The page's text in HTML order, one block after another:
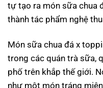
tự tạo ra món sữa chua
thành tác phẩm nghệ
Món sữa chua đá x
trong các quán trà sữa,
phố trên khắp thế giới.
như một món tráng